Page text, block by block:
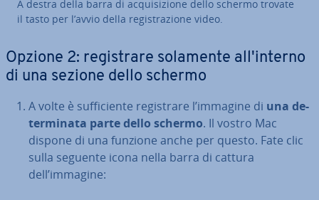
A destra della barra di ac­qui­si­zio­ne dello schermo trovate
il tasto per l’avvio della re­gi­stra­zio­ne video.
Opzione 2: re­gi­stra­re solamente al­l'in­ter­no
di una sezione dello schermo
A volte è suf­fi­cien­te re­gi­stra­re l’immagine di una de­
ter­mi­na­ta parte dello schermo. Il vostro Mac
dispone di una funzione anche per questo. Fate clic
sulla seguente icona nella barra di cattura
dell’immagine: